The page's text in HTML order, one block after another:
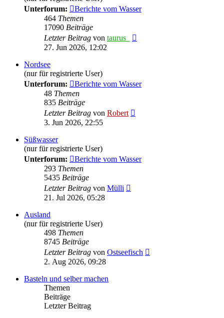
Unterforum:
Berichte vom Wasser
464 Themen
17090 Beiträge
Letzter Beitrag von taurus_
27. Jun 2026, 12:02
Nordsee
(nur für registrierte User)
Unterforum:
Berichte vom Wasser
48 Themen
835 Beiträge
Letzter Beitrag von Robert
3. Jun 2026, 22:55
Süßwasser
(nur für registrierte User)
Unterforum:
Berichte vom Wasser
293 Themen
5435 Beiträge
Letzter Beitrag von Mülli
21. Jul 2026, 05:28
Ausland
(nur für registrierte User)
498 Themen
8745 Beiträge
Letzter Beitrag von Ostseefisch
2. Aug 2026, 09:28
Basteln und selber machen
Themen
Beiträge
Letzter Beitrag